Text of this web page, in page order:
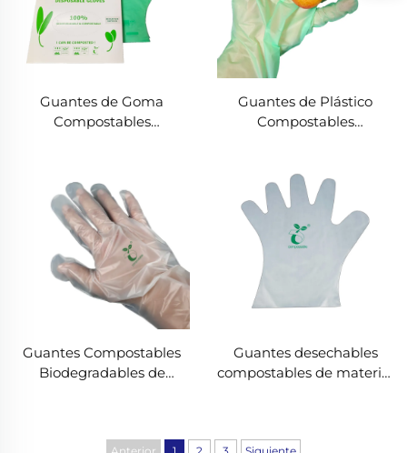
Guantes de Goma
Compostables
Material PLA PBAT
Almidón de Maíz
Guantes de Plástico
Compostables
Material PLA PBAT
Almidón de Maíz
Guantes Compostables
Biodegradables de
Guantes desechables
compostables de material